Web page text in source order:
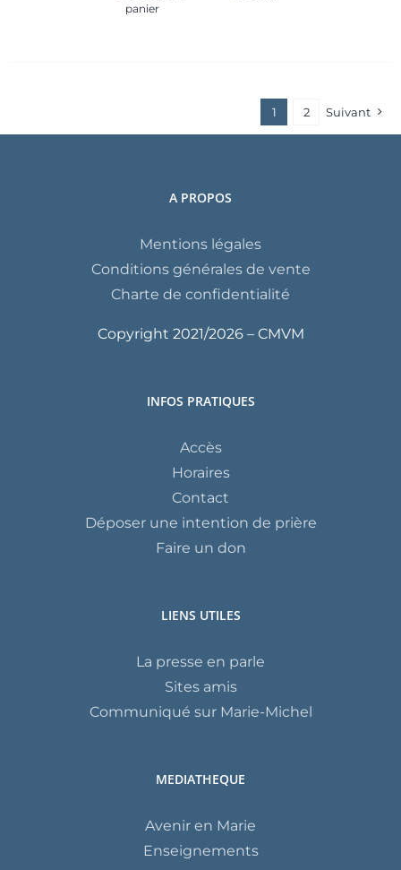
panier
1 2 Suivant
A PROPOS
Mentions légales
Conditions générales de vente
Charte de confidentialité
Copyright 2021/2026 – CMVM
INFOS PRATIQUES
Accès
Horaires
Contact
Déposer une intention de prière
Faire un don
LIENS UTILES
La presse en parle
Sites amis
Communiqué sur Marie-Michel
MEDIATHEQUE
Avenir en Marie
Enseignements